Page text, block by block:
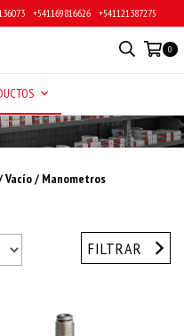
+541169816626 ‎ ‎ +541121387275
0
Vacío / Manometros
FILTRAR